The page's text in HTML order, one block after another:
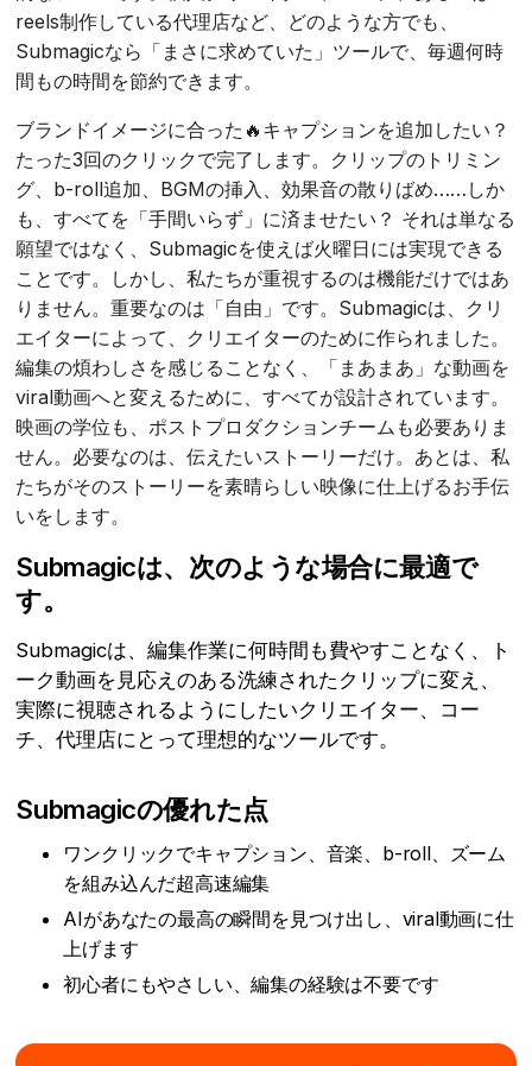
reels制作している代理店など、どのような方でも、
Submagicなら「まさに求めていた」ツールで、毎週何時
間もの時間を節約できます。
ブランドイメージに合った🔥キャプションを追加したい？
たった3回のクリックで完了します。クリップのトリミン
グ、b-roll追加、BGMの挿入、効果音の散りばめ……しか
も、すべてを「手間いらず」に済ませたい？ それは単なる
願望ではなく、Submagicを使えば火曜日には実現できる
ことです。しかし、私たちが重視するのは機能だけではあ
りません。重要なのは「自由」です。Submagicは、クリ
エイターによって、クリエイターのために作られました。
編集の煩わしさを感じることなく、「まあまあ」な動画を
viral動画へと変えるために、すべてが設計されています。
映画の学位も、ポストプロダクションチームも必要ありま
せん。必要なのは、伝えたいストーリーだけ。あとは、私
たちがそのストーリーを素晴らしい映像に仕上げるお手伝
いをします。
Submagicは、次のような場合に最適で
す。
Submagicは、編集作業に何時間も費やすことなく、ト
ーク動画を見応えのある洗練されたクリップに変え、
実際に視聴されるようにしたいクリエイター、コー
チ、代理店にとって理想的なツールです。
Submagicの優れた点
ワンクリックでキャプション、音楽、b-roll、ズーム
を組み込んだ超高速編集
AIがあなたの最高の瞬間を見つけ出し、viral動画に仕
上げます
初心者にもやさしい、編集の経験は不要です